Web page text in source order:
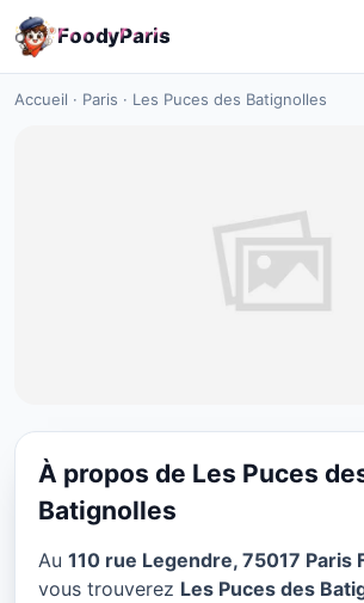
FoodyParis
Accueil · Paris · Les Puces des Batignolles
CUISINE EUROPÉENNE
Les Puces des
à Paris
À propos de Les Puces
Batignolles
Au 110 rue Legendre, 75017 Paris
vous trouverez Les Puces des